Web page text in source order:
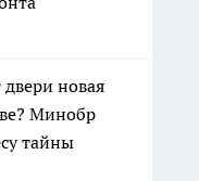
двери новая
Минобр
тайны